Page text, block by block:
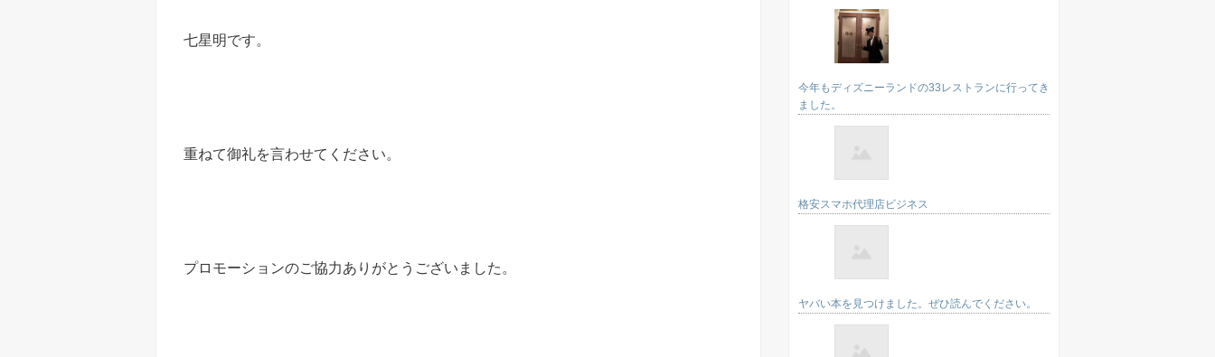
七星明です。
重ねて御礼を言わせてください。
プロモーションのご協力ありがとうございました。
今年もディズニーランドの33レストランに行ってき
ました。
格安スマホ代理店ビジネス
ヤバい本を見つけました。ぜひ読んでください。